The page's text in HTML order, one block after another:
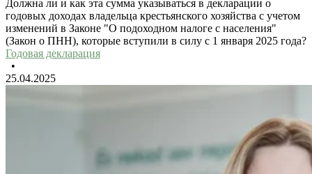
Должна ли и как эта сумма указываться в декларации о
годовых доходах владельца крестьянского хозяйства с учетом
изменений в Законе "О подоходном налоге с населения"
(Закон о ПНН), которые вступили в силу с 1 января 2025 года?
Годовая декларация
•
25.04.2025